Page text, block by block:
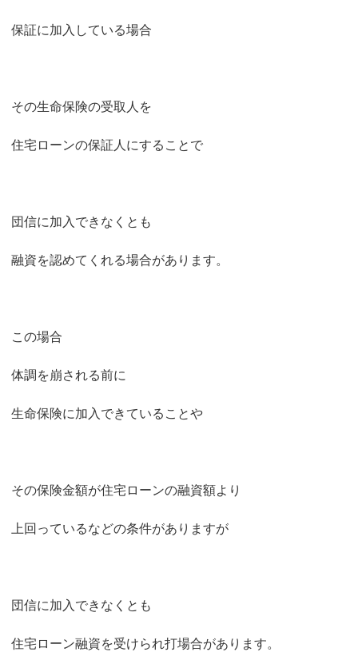
保証に加入している場合
その生命保険の受取人を
住宅ローンの保証人にすることで
団信に加入できなくとも
融資を認めてくれる場合があります。
この場合
体調を崩される前に
生命保険に加入できていることや
その保険金額が住宅ローンの融資額より
上回っているなどの条件がありますが
団信に加入できなくとも
住宅ローン融資を受けられ打場合があります。